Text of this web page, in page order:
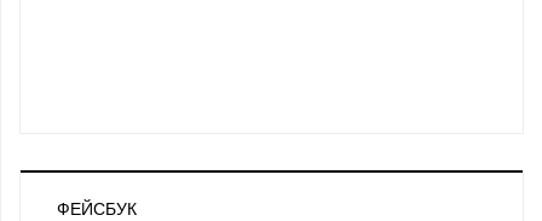
ФЕЙСБУК